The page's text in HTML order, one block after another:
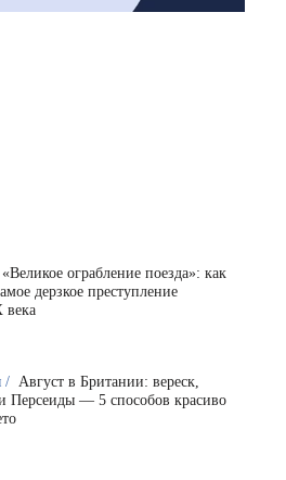
«Великое ограбление поезда»: как
дерзкое преступление
века
/ Август в Британии: вереск,
Персеиды — 5 способов красиво